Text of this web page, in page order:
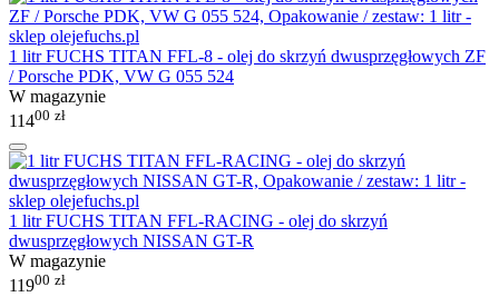
1 litr FUCHS TITAN FFL-8 - olej do skrzyń dwusprzęgłowych ZF
/ Porsche PDK, VW G 055 524
W magazynie
11400 zł
1 litr FUCHS TITAN FFL-RACING - olej do skrzyń
dwusprzęgłowych NISSAN GT-R
W magazynie
11900 zł